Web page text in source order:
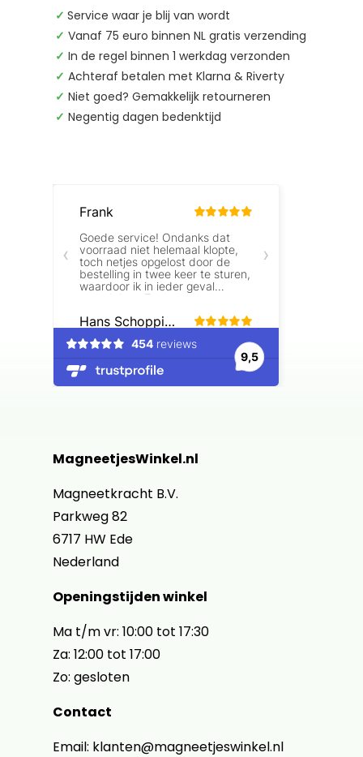
✓ Service waar je blij van wordt
✓ Vanaf 75 euro binnen NL gratis verzending
✓ In de regel binnen 1 werkdag verzonden
✓ Achteraf betalen met Klarna & Riverty
✓ Niet goed? Gemakkelijk retourneren
✓ Negentig dagen bedenktijd
MagneetjesWinkel.nl
Magneetkracht B.V.
Parkweg 82
6717 HW Ede
Nederland
Openingstijden winkel
Ma t/m vr: 10:00 tot 17:30
Za: 12:00 tot 17:00
Zo: gesloten
Contact
Email: klanten@magneetjeswinkel.nl